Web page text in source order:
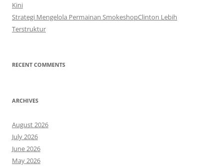
Kini
Strategi Mengelola Permainan SmokeshopClinton Lebih
Terstruktur
RECENT COMMENTS
ARCHIVES
August 2026
July 2026
June 2026
May 2026